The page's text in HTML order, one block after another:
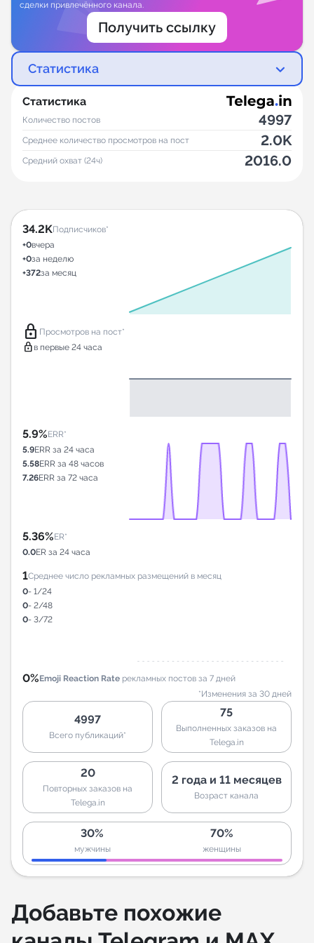
сделки привлечённого канала.
Получить ссылку
Статистика
Статистика
Количество постов 4997
Среднее количество просмотров на пост 2.0K
Средний охват (24ч) 2016.0
34.2KПодписчиков*
+0вчера
+0за неделю
+372за месяц
lock Просмотров на пост*
lock в первые 24 часа
5.9%ERR*
5.9ERR за 24 часа
5.58ERR за 48 часов
7.26ERR за 72 часа
5.36%ER*
0.0ER за 24 часа
1Среднее число рекламных размещений в месяц
0- 1/24
0- 2/48
0- 3/72
0%Emoji Reaction Rate рекламных постов за 7 дней
*Изменения за 30 дней
4997
Всего публикаций*
75
Выполненных заказов на
Telega.in
20
Повторных заказов на
Telega.in
2 года и 11 месяцев
Возраст канала
30%
мужчины
70%
женщины
Добавьте похожие